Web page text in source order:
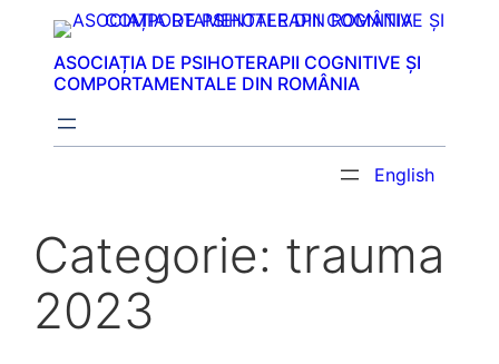
conținut
ASOCIAȚIA DE PSIHOTERAPII COGNITIVE ȘI
COMPORTAMENTALE DIN ROMÂNIA
English
Categorie: trauma
2023